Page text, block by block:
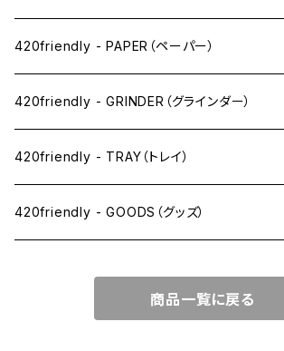
ワックス系
420friendly - PAPER（ペーパー）
SW(シングルワイド）サイズ
1 1/4サイズ
キングサイズスリム
キングサイズワイド
420friendly - GRINDER（グラインダー）
420friendly - TRAY（トレイ）
420friendly - GOODS（グッズ）
JOINT（ジョイント系）
商品一覧に戻る